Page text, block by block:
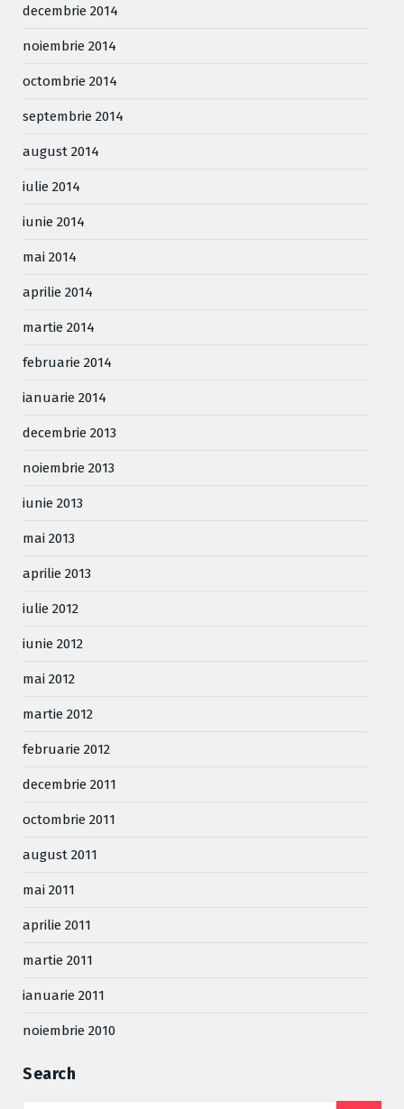
decembrie 2014
noiembrie 2014
octombrie 2014
septembrie 2014
august 2014
iulie 2014
iunie 2014
mai 2014
aprilie 2014
martie 2014
februarie 2014
ianuarie 2014
decembrie 2013
noiembrie 2013
iunie 2013
mai 2013
aprilie 2013
iulie 2012
iunie 2012
mai 2012
martie 2012
februarie 2012
decembrie 2011
octombrie 2011
august 2011
mai 2011
aprilie 2011
martie 2011
ianuarie 2011
noiembrie 2010
Search